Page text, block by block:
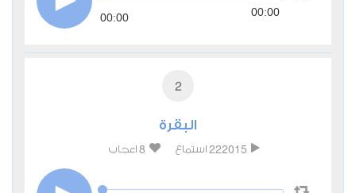
00:00 00:00
2
البقرة
222015 استماع 8 اعجاب